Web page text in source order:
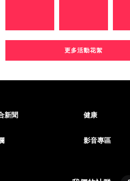
更多活動花絮
新聞 健康
影音專區